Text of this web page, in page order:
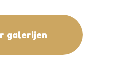
galerijen